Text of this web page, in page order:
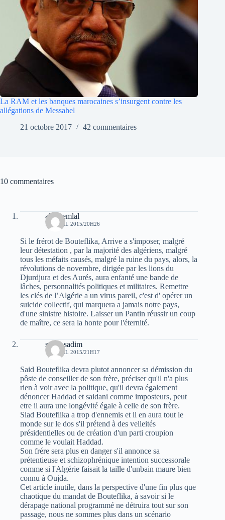
La RAM et les banques marocaines s’insurgent contre les
allégations de Messahel
21 octobre 2017
42 commentaires
10 commentaires
ali chemlal
19 AVRIL 2015/20H26
Si le frérot de Bouteflika, Arrive a s'imposer, malgré
leur détestation , par la majorité des algériens, malgré
tous les méfaits causés, malgré la ruine du pays, alors, la
révolutions de novembre, dirigée par les lions du
Djurdjura et des Aurés, aura enfanté une bande de
lâches, personnalités politiques et militaires. Remettre
les clés de l’Algérie a un virus pareil, c'est d' opérer un
suicide collectif, qui marquera a jamais notre pays,
d'une sinistre histoire. Laisser un Pantin réussir un coup
de maître, ce sera la honte pour l'éternité.
sarah sadim
19 AVRIL 2015/21H17
Said Bouteflika devra plutot annoncer sa démission du
pôste de conseiller de son frère, préciser qu'il n'a plus
rien à voir avec la politique, qu'il devra également
dénoncer Haddad et saidani comme imposteurs, peut
etre il aura une longévité égale à celle de son frère.
Siad Bouteflika a trop d'ennemis et il en aura tout le
monde sur le dos s'il prétend à des velleités
présidentielles ou de création d'un parti croupion
comme le voulait Haddad.
Son frére sera plus en danger s'il annonce sa
prétentieuse et schizophrénique intention successorale
comme si l'Algérie faisait la taille d'unbain maure bien
connu à Oujda.
Cet article inutile, dans la perspective d'une fin plus que
chaotique du mandat de Bouteflika, à savoir si le
dérapage national programmé ne détruira tout sur son
passage, nous ne sommes plus dans un scénario